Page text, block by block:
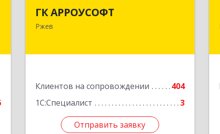
ГК АРРОУСОФТ
Ржев
Клиентов на сопровождении
404
1С:Специалист
3
Отправить заявку
Ржев г, Большая Спасская ул, дом №
Отправить заявку